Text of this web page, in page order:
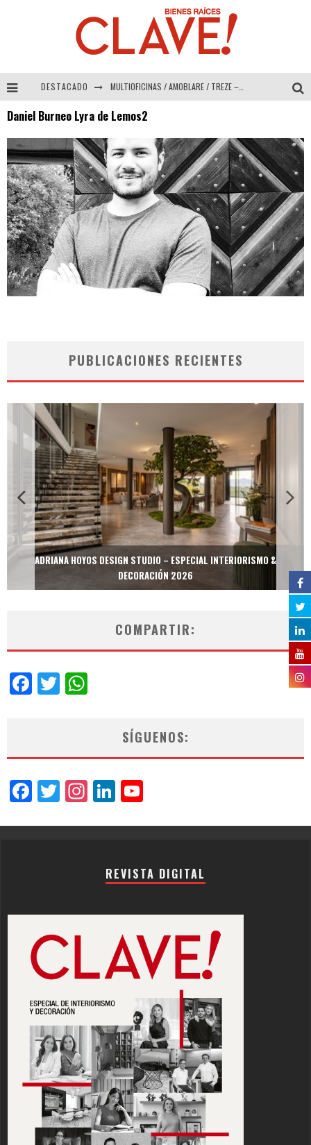
DESTACADO MULTIOFICINAS / AMOBLARE / TREZE – Especial Interiorismo & Decoración 2026
COLINEAL – Especial Interiorismo & Decoración 2026
ADRIANA HOYOS DESIGN STUDIO – Especial Interiorismo & Decoración 2026
Daniel Burneo Lyra de Lemos2
PUBLICACIONES RECIENTES
ADRIANA HOYOS DESIGN STUDIO – ESPECIAL INTERIORISMO &
DECORACIÓN 2026
COMPARTIR:
Facebook
Twitter
SÍGUENOS:
Facebook
Twitter
Instagram
LinkedIn
REVISTA DIGITAL